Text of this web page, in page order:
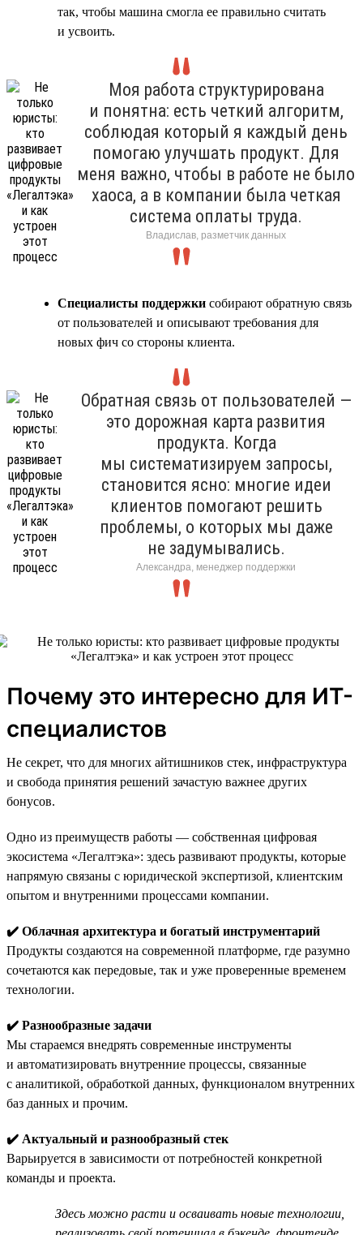
так, чтобы машина смогла ее правильно считать
и усвоить.
Моя работа структурирована
и понятна: есть четкий алгоритм,
соблюдая который я каждый день
помогаю улучшать продукт. Для
меня важно, чтобы в работе не было
хаоса, а в компании была четкая
система оплаты труда.
Владислав, разметчик данных
Специалисты поддержки собирают обратную связь
от пользователей и описывают требования для
новых фич со стороны клиента.
Обратная связь от пользователей —
это дорожная карта развития
продукта. Когда
мы систематизируем запросы,
становится ясно: многие идеи
клиентов помогают решить
проблемы, о которых мы даже
не задумывались.
Александра, менеджер поддержки
Почему это интересно для ИТ-
специалистов
Не секрет, что для многих айтишников стек, инфраструктура
и свобода принятия решений зачастую важнее других
бонусов.
Одно из преимуществ работы — собственная цифровая
экосистема «Легалтэка»: здесь развивают продукты, которые
напрямую связаны с юридической экспертизой, клиентским
опытом и внутренними процессами компании.
✔️ Облачная архитектура и богатый инструментарий
Продукты создаются на современной платформе, где разумно
сочетаются как передовые, так и уже проверенные временем
технологии.
✔️ Разнообразные задачи
Мы стараемся внедрять современные инструменты
и автоматизировать внутренние процессы, связанные
с аналитикой, обработкой данных, функционалом внутренних
баз данных и прочим.
✔️ Актуальный и разнообразный стек
Варьируется в зависимости от потребностей конкретной
команды и проекта.
Здесь можно расти и осваивать новые технологии,